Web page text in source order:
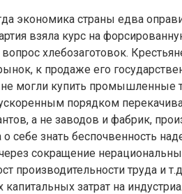
экономика страны едва
взяла курс на
хлебозаготовок.
к продаже его
могли купить промышленные
порядком
а не заводов и фабрик,
о себе знать беспочвенность
сокращение
производительности труда и
затрат на